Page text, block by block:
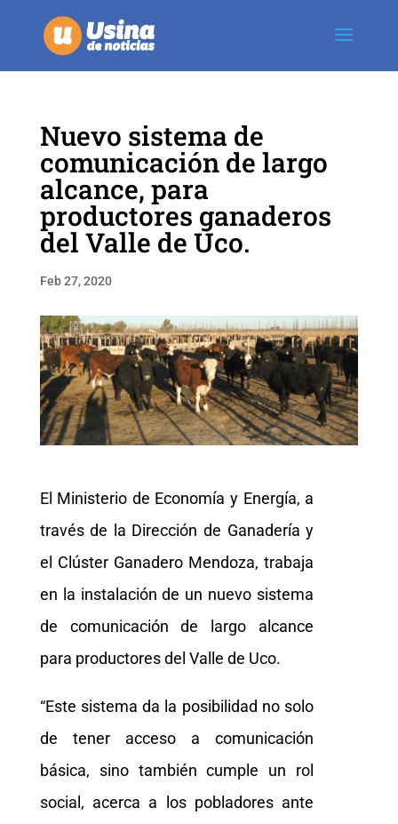
Nuevo sistema de
comunicación de largo
alcance, para
productores ganaderos
del Valle de Uco.
Feb 27, 2020
El Ministerio de Economía y Energía, a
través de la Dirección de Ganadería y
el Clúster Ganadero Mendoza, trabaja
en la instalación de un nuevo sistema
de comunicación de largo alcance
para productores del Valle de Uco.
“Este sistema da la posibilidad no solo
de tener acceso a comunicación
básica, sino también cumple un rol
social, acerca a los pobladores ante